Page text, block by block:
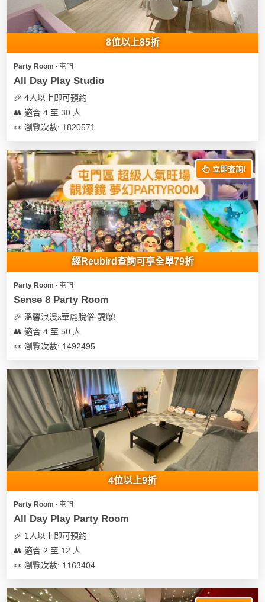
8位以上85折
Party Room ∙ 屯門
All Day Play Studio
🎉 4人以上即可預約
👥 適合 4 至 30 人
👀 瀏覽次數: 1820571
立即查詢!
經Reubird查詢可享全單79折
Party Room ∙ 屯門
Sense 8 Party Room
🎉 溫馨浪漫x華麗脫俗 靚爆!
👥 適合 4 至 50 人
👀 瀏覽次數: 1492495
4位以上9折
Party Room ∙ 屯門
All Day Play Party Room
🎉 1人以上即可預約
👥 適合 2 至 12 人
👀 瀏覽次數: 1163404